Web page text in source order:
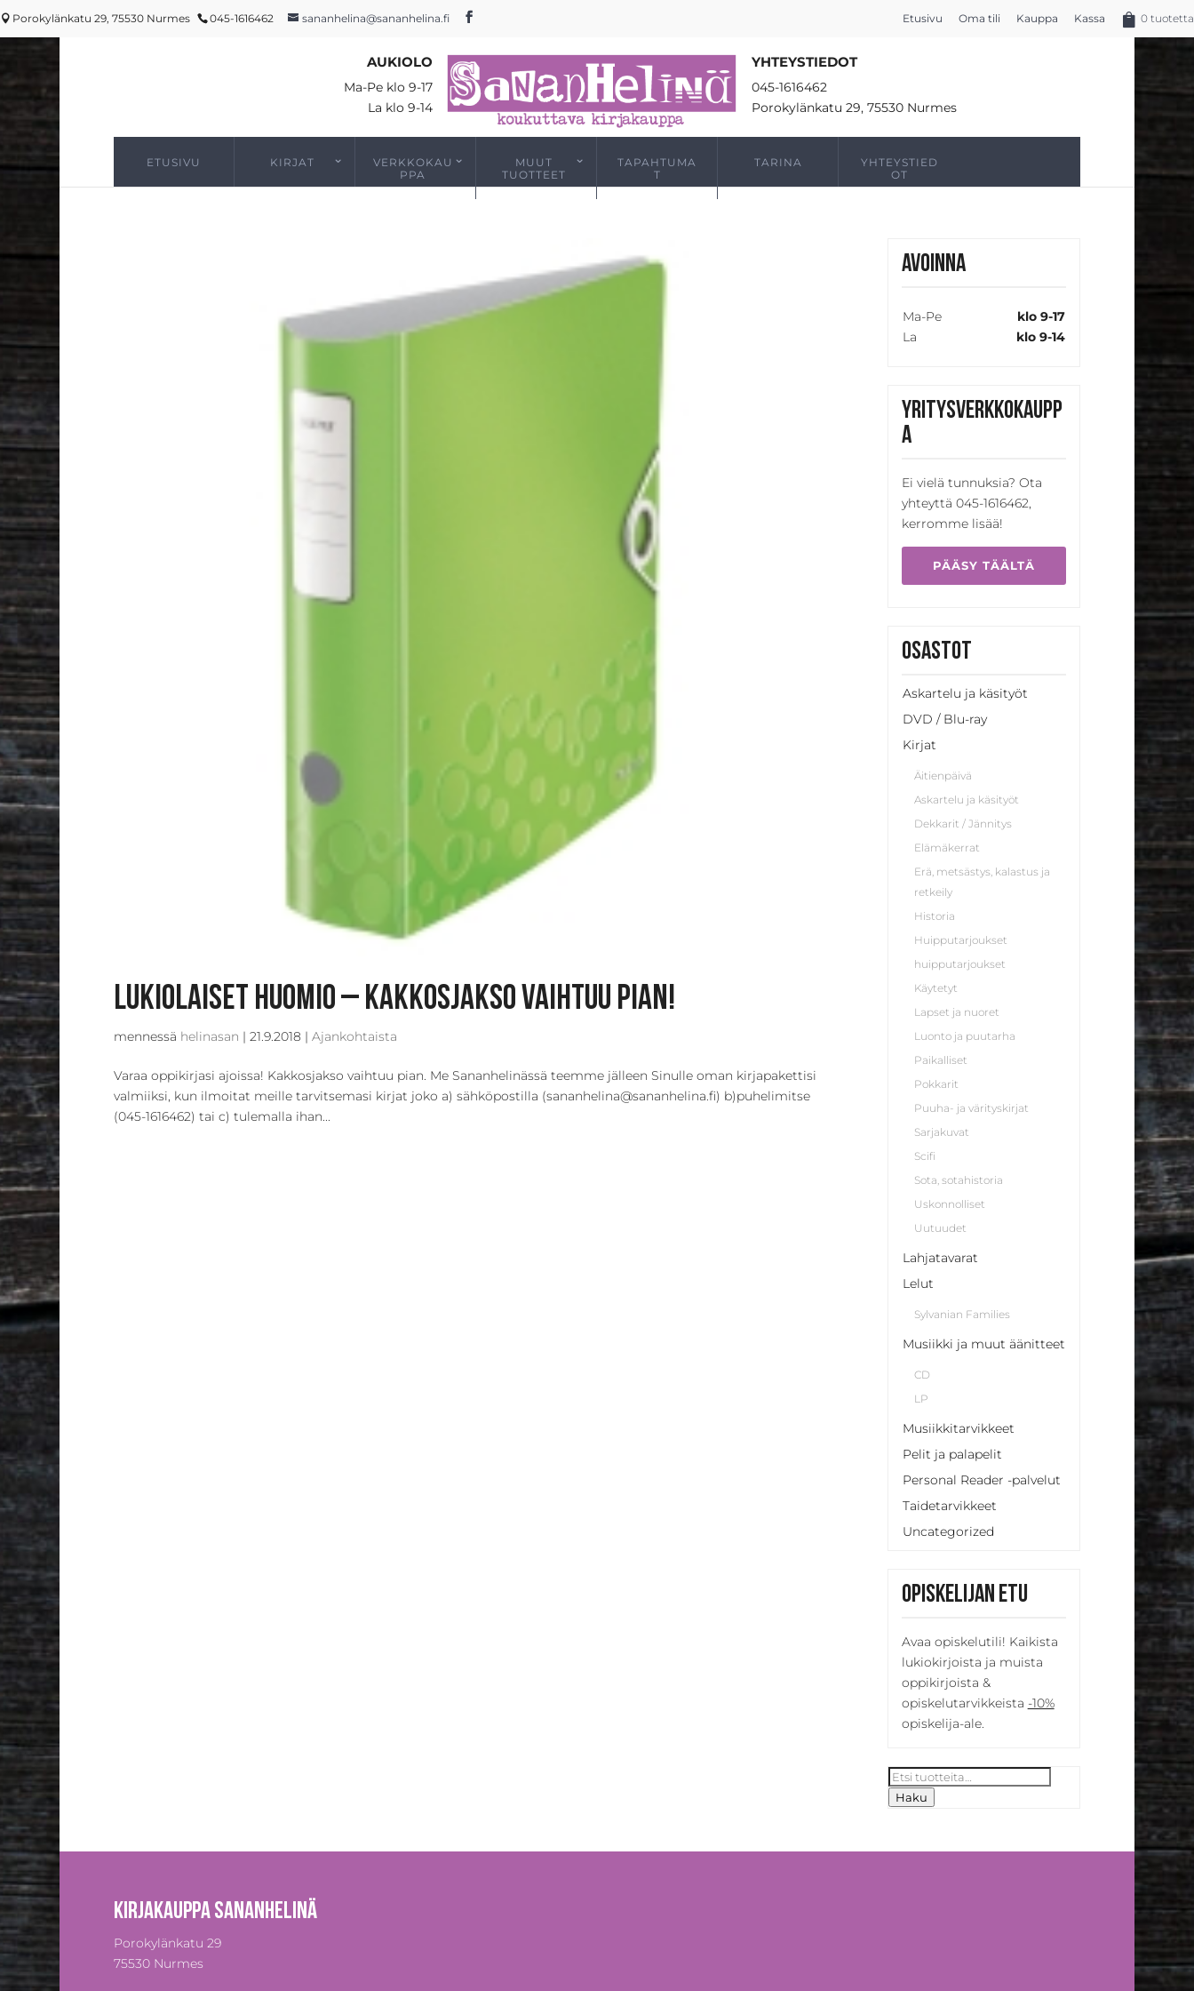
Porokylänkatu 29, 75530 Nurmes 045-1616462 sananhelina@sananhelina.fi Etusivu Oma tili Kauppa Kassa 0 tuotetta
AUKIOLO
Ma-Pe klo 9-17
La klo 9-14
YHTEYSTIEDOT
045-1616462
Porokylänkatu 29, 75530 Nurmes
ETUSIVU KIRJAT
VERKKOKAU
PPA
MUUT
TUOTTEET
TAPAHTUMA
T
TARINA
YHTEYSTIED
OT
Lukiolaiset huomio – kakkosjakso vaihtuu pian!
mennessä helinasan | 21.9.2018 | Ajankohtaista
Varaa oppikirjasi ajoissa! Kakkosjakso vaihtuu pian. Me Sananhelinässä teemme jälleen Sinulle oman kirjapakettisi
valmiiksi, kun ilmoitat meille tarvitsemasi kirjat joko a) sähköpostilla (sananhelina@sananhelina.fi) b)puhelimitse
(045-1616462) tai c) tulemalla ihan...
Avoinna
Ma-Pe
klo 9-17
La
klo 9-14
Yritysverkkokaupp
a
Ei vielä tunnuksia? Ota
yhteyttä 045-1616462,
kerromme lisää!
PÄÄSY TÄÄLTÄ
Osastot
Askartelu ja käsityöt
DVD / Blu-ray
Kirjat
Äitienpäivä
Askartelu ja käsityöt
Dekkarit / Jännitys
Elämäkerrat
Erä, metsästys, kalastus ja
retkeily
Historia
Huipputarjoukset
huipputarjoukset
Käytetyt
Lapset ja nuoret
Luonto ja puutarha
Paikalliset
Pokkarit
Puuha- ja värityskirjat
Sarjakuvat
Scifi
Sota, sotahistoria
Uskonnolliset
Uutuudet
Lahjatavarat
Lelut
Sylvanian Families
Musiikki ja muut äänitteet
CD
LP
Musiikkitarvikkeet
Pelit ja palapelit
Personal Reader -palvelut
Taidetarvikkeet
Uncategorized
Opiskelijan etu
Avaa opiskelutili! Kaikista
lukiokirjoista ja muista
oppikirjoista &
opiskelutarvikkeista -10%
opiskelija-ale.
Etsi:
Haku
Kirjakauppa Sananhelinä
Porokylänkatu 29
75530 Nurmes